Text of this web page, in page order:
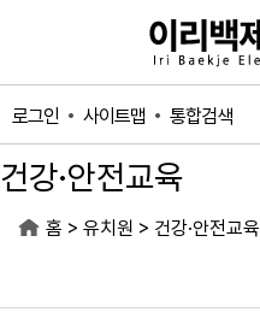
로그인 사이트맵 통합검색
건강·안전교육
홈 > 유치원 > 건강·안전교육